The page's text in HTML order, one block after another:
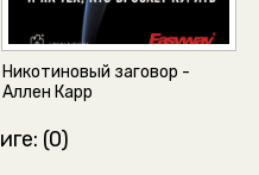
Никотиновый заговор -
Аллен Карр
(0)